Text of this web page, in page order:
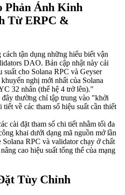
Phản Ánh Kinh
Từ ERPC &
tận dụng những hiểu biết vận
DAO. Bản cập nhật này cải
suất cho Solana RPC và Geyser
nghị mới nhất của Solana
32 nhân (thế hệ 4 trở lên)."
thường chỉ tập trung vào "khởi
về các tham số hiệu suất cần thiết
cài đặt tham số chi tiết nhằm tối đa
khai dưới dạng mã nguồn mở lần
Solana RPC và validator chạy ở chất
cao hiệu suất tổng thể của mạng
Tùy Chỉnh